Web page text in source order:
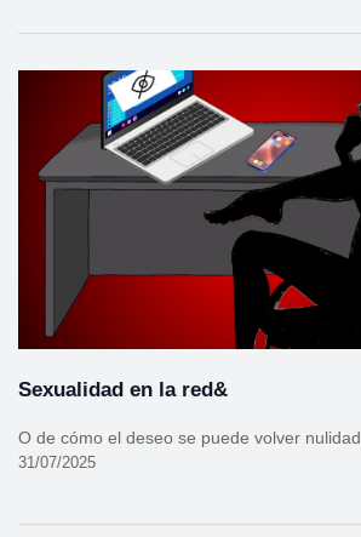
Sexualidad en la red&
O de cómo el deseo se puede volver nulidad
31/07/2025